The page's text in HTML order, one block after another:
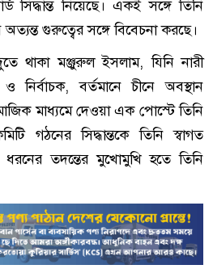
সিদ্ধান্ত নিয়েছে। একই সঙ্গে তিনি
গুরুত্বের সঙ্গে বিবেচনা করছে।
থাকা মঞ্জুরুল ইসলাম, যিনি নারী
নির্বাচক, বর্তমানে চীনে অবস্থান
মাধ্যমে দেওয়া এক পোস্টে তিনি
গঠনের সিদ্ধান্তকে তিনি স্বাগত
তদন্তের মুখোমুখি হতে তিনি